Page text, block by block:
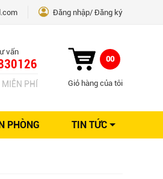
Đăng nhập Đăng ký
vấn
PHÍ
00
Giỏ hàng của tôi
PHÒNG TIN TỨC